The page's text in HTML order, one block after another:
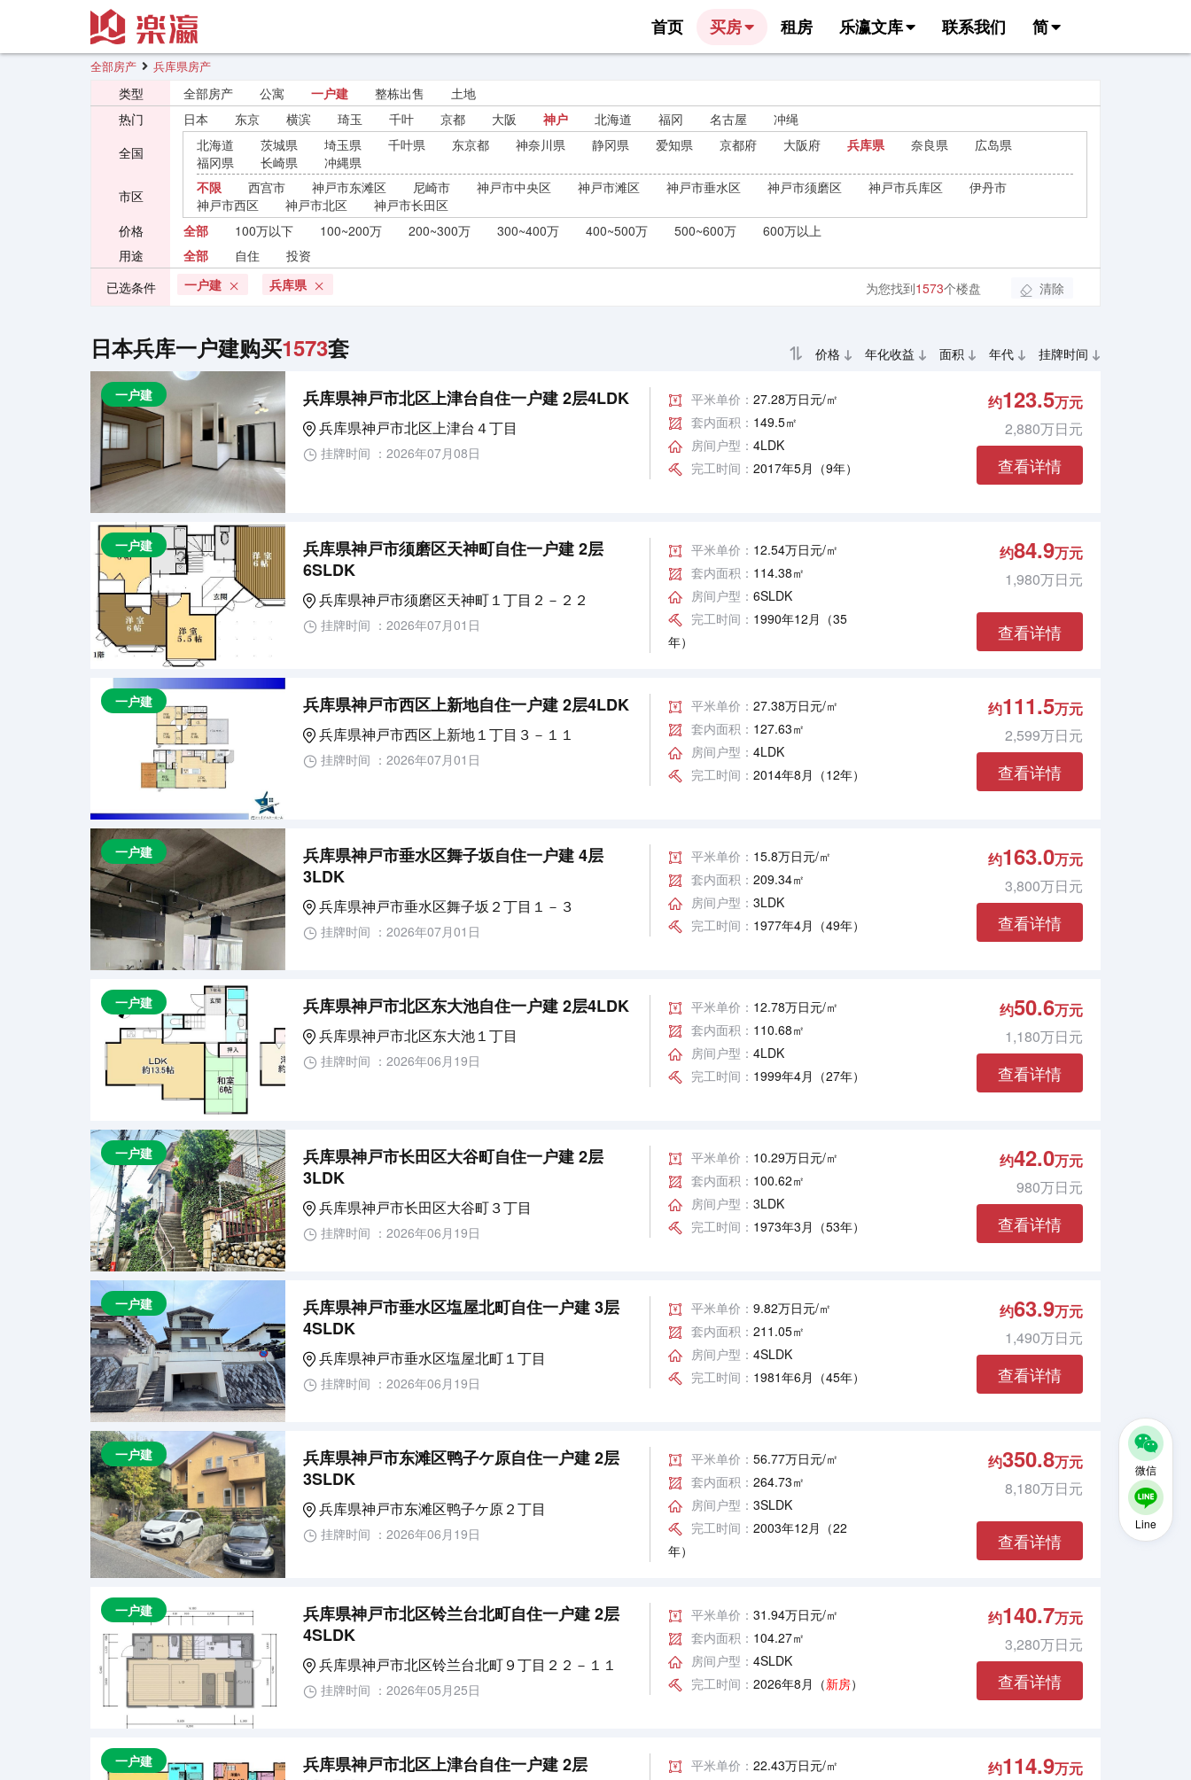
微信
Line
首页 买房 租房 乐瀛文库 联系我们 简
全部房产 兵库県房产
类型 全部房产 公寓 一户建 整栋出售
土地
热门
日本 东京 横滨 琦玉 千叶 京都 大阪 神户 北海道 福冈 名古屋
冲绳
全国
北海道 茨城県 埼玉県 千叶県 东京都 神奈川県 静冈県 爱知県 京都府 大阪府 兵库県 奈良県
広岛県
福冈県
长崎県
冲縄県
市区
不限 西宫市 神戸市东滩区 尼崎市 神戸市中央区 神戸市滩区 神戸市垂水区 神戸市须磨区 神戸市兵库区
伊丹市
神戸市西区
神戸市北区
神戸市长田区
价格
全部 100万以下 100~200万 200~300万 300~400万 400~500万 500~600万
600万以上
用途
全部 自住
投资
已选条件
一户建 兵库県 为您找到1573个楼盘 清除
日本兵库一户建购买1573套 价格 年化收益 面积 年代 挂牌时间
一户建 兵库県神戸市北区上津台自住一户建 2层4LDK
兵库県神戸市北区上津台４丁目
挂牌时间 ：2026年07月08日
平米单价：27.28万日元/㎡
套内面积： 149.5㎡
房间户型：4LDK
完工时间：2017年5月（9年）
约123.5万元
2,880万日元
查看详情
一户建
兵库県神戸市须磨区天神町自住一户建 2层
6SLDK
兵库県神戸市须磨区天神町１丁目２－２２
挂牌时间 ：2026年07月01日
平米单价： 12.54万日元/㎡
套内面积： 114.38㎡
房间户型：6SLDK
完工时间： 1990年12月（35
年）
约84.9万元
1,980万日元
查看详情
一户建 兵库県神戸市西区上新地自住一户建 2层4LDK
兵库県神戸市西区上新地１丁目３－１１
挂牌时间 ：2026年07月01日
平米单价：27.38万日元/㎡
套内面积： 127.63㎡
房间户型：4LDK
完工时间：2014年8月（12年）
约111.5万元
2,599万日元
查看详情
一户建
兵库県神戸市垂水区舞子坂自住一户建 4层
3LDK
兵库県神戸市垂水区舞子坂２丁目１－３
挂牌时间 ：2026年07月01日
平米单价： 15.8万日元/㎡
套内面积：209.34㎡
房间户型：3LDK
完工时间： 1977年4月（49年）
约163.0万元
3,800万日元
查看详情
一户建 兵库県神戸市北区东大池自住一户建 2层4LDK
兵库県神戸市北区东大池１丁目
挂牌时间 ：2026年06月19日
平米单价： 12.78万日元/㎡
套内面积： 110.68㎡
房间户型：4LDK
完工时间： 1999年4月（27年）
约50.6万元
1,180万日元
查看详情
一户建
兵库県神戸市长田区大谷町自住一户建 2层
3LDK
兵库県神戸市长田区大谷町３丁目
挂牌时间 ：2026年06月19日
平米单价： 10.29万日元/㎡
套内面积： 100.62㎡
房间户型：3LDK
完工时间： 1973年3月（53年）
约42.0万元
980万日元
查看详情
一户建
兵库県神戸市垂水区塩屋北町自住一户建 3层
4SLDK
兵库県神戸市垂水区塩屋北町１丁目
挂牌时间 ：2026年06月19日
平米单价：9.82万日元/㎡
套内面积：211.05㎡
房间户型：4SLDK
完工时间： 1981年6月（45年）
约63.9万元
1,490万日元
查看详情
一户建
兵库県神戸市东滩区鸭子ケ原自住一户建 2层
3SLDK
兵库県神戸市东滩区鸭子ケ原２丁目
挂牌时间 ：2026年06月19日
平米单价：56.77万日元/㎡
套内面积：264.73㎡
房间户型：3SLDK
完工时间：2003年12月（22
年）
约350.8万元
8,180万日元
查看详情
一户建
兵库県神戸市北区铃兰台北町自住一户建 2层
4SLDK
兵库県神戸市北区铃兰台北町９丁目２２－１１
挂牌时间 ：2026年05月25日
平米单价：31.94万日元/㎡
套内面积： 104.27㎡
房间户型：4SLDK
完工时间：2026年8月（新房）
约140.7万元
3,280万日元
查看详情
一户建
兵库県神戸市北区上津台自住一户建 2层
平米单价：22.43万日元/㎡
约114.9万元